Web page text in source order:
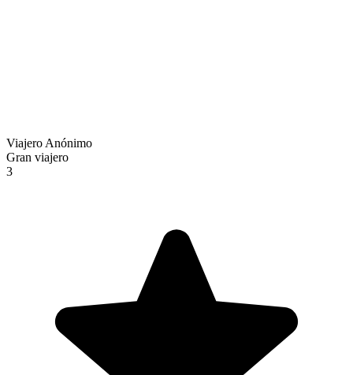
Viajero Anónimo
Gran viajero
3